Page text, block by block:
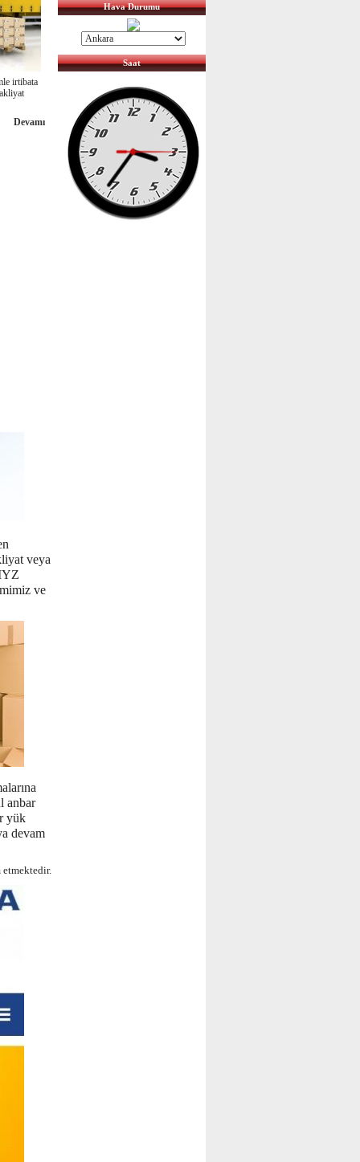
irtibata
Devamı
veya
ve
anbar
yük
devam
Hava Durumu
Saat